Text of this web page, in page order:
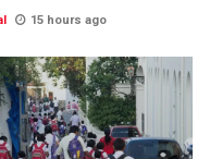
15 hours ago